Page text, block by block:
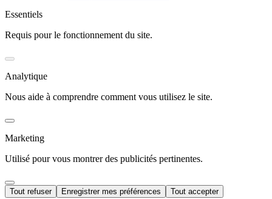
Essentiels
Requis pour le fonctionnement du site.
Analytique
Nous aide à comprendre comment vous utilisez le site.
Marketing
Utilisé pour vous montrer des publicités pertinentes.
Tout refuser Enregistrer mes préférences Tout accepter